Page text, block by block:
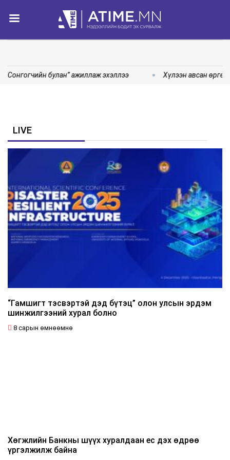
булан” ажиллаж эхэллээ Хүлээн авсан
LIVE
“Гамшигт тэсвэртэй дэд бүтэц” олон улсын эрдэм
шинжилгээний хурал болно
8 сарын өмнөөмнө
Хөгжлийн Банкны шүүх хуралдаан ес дэх өдрөө
үргэлжилж байна